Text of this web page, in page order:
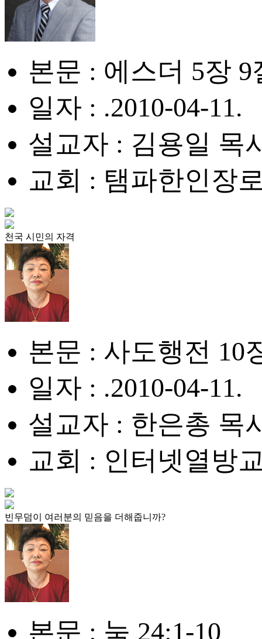
본문 : 에스더 5장 9
일자 : .2010-04-11.
설교자 : 김용일 목
교회 : 탬파한인장
천국 시민의 자격
본문 : 사도행전 10
일자 : .2010-04-11.
설교자 : 한은총 목
교회 : 인터넷열방
빈무덤이 여러분의 믿음을 더해줍니까?
본문 : 눅 24:1-10